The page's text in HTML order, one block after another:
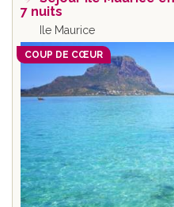
7 nuits
Ile Maurice
COUP DE CŒUR